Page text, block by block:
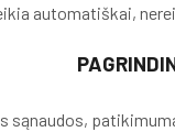
automatiškai,